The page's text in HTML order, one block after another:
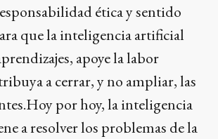
ética y sentido
que la inteligencia artificial
apoye la labor
a cerrar, y no ampliar, las
por hoy, la inteligencia
a resolver los problemas de la